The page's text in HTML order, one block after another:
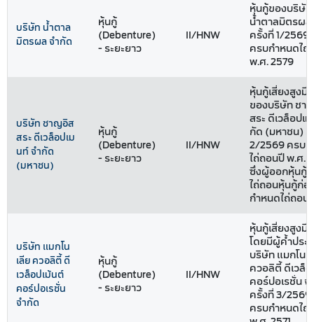
บริษัท น้ำตาล
มิตรผล จำกัด
หุ้นกู้
(Debenture)
- ระยะยาว
II/HNW
หุ้นกู้ของบริษัท
น้ำตาลมิตรผ
ครั้งที่ 1/2569
ครบกำหนดไถ่
พ.ศ. 2579
บริษัท ชาญอิส
สระ ดีเวล็อปเม
นท์ จำกัด
(มหาชน)
หุ้นกู้
(Debenture)
- ระยะยาว
II/HNW
หุ้นกู้เสี่ยงสูงมี
ของบริษัท ชา
สระ ดีเวล็อปเ
กัด (มหาชน)
2/2569 ครบ
ไถ่ถอนปี พ.ศ.
ซึ่งผู้ออกหุ้นกู้
ไถ่ถอนหุ้นกู้ก่อ
กำหนดไถ่ถอน
บริษัท แมกโน
เลีย ควอลิตี้ ดี
เวล็อปเม้นต์
คอร์ปอเรชั่น
จำกัด
หุ้นกู้
(Debenture)
- ระยะยาว
II/HNW
หุ้นกู้เสี่ยงสูงมี
โดยมีผู้ค้ำประ
บริษัท แมกโนเ
ควอลิตี้ ดีเวล็
คอร์ปอเรชั่น
ครั้งที่ 3/2569
ครบกำหนดไถ่